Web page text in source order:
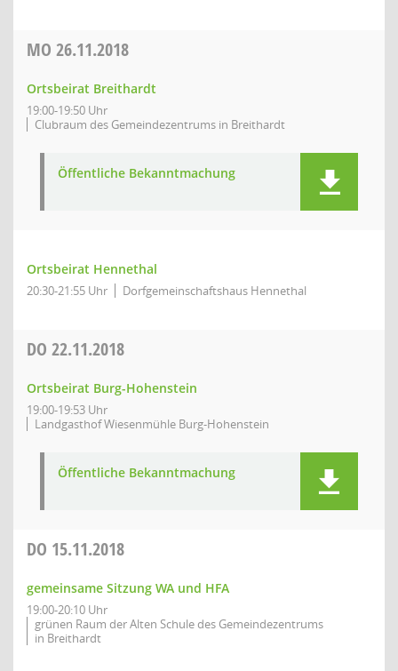
MO 26.11.2018
Ortsbeirat Breithardt
19:00-19:50 Uhr
Clubraum des Gemeindezentrums in Breithardt
Öffentliche Bekanntmachung
Ortsbeirat Hennethal
20:30-21:55 Uhr Dorfgemeinschaftshaus Hennethal
DO 22.11.2018
Ortsbeirat Burg-Hohenstein
19:00-19:53 Uhr
Landgasthof Wiesenmühle Burg-Hohenstein
Öffentliche Bekanntmachung
DO 15.11.2018
gemeinsame Sitzung WA und HFA
19:00-20:10 Uhr
grünen Raum der Alten Schule des Gemeindezentrums
in Breithardt